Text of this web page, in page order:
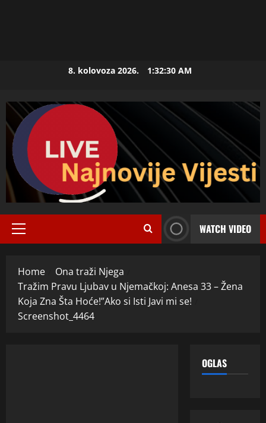
8. kolovoza 2026. 1:32:31 AM
Primary
WATCH VIDEO
Home
Ona traži Njega
Tražim Pravu Ljubav u Njemačkoj: Anesa 33 – Žena
Koja Zna Šta Hoće!”Ako si Isti Javi mi se!
Screenshot_4464
OGLAS